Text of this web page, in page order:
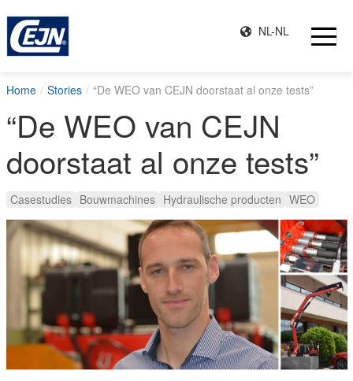
NL-NL
Home Stories “De WEO van CEJN doorstaat al onze tests”
“De WEO van CEJN
doorstaat al onze tests”
Casestudies Bouwmachines Hydraulische producten WEO